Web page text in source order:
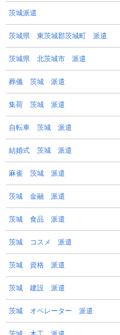
茨城派遣
茨城県 東茨城郡茨城町 派遣
茨城県 北茨城市 派遣
葬儀 茨城 派遣
集荷 茨城 派遣
自転車 茨城 派遣
結婚式 茨城 派遣
麻雀 茨城 派遣
茨城 金融 派遣
茨城 食品 派遣
茨城 コスメ 派遣
茨城 資格 派遣
茨城 建設 派遣
茨城 オペレーター 派遣